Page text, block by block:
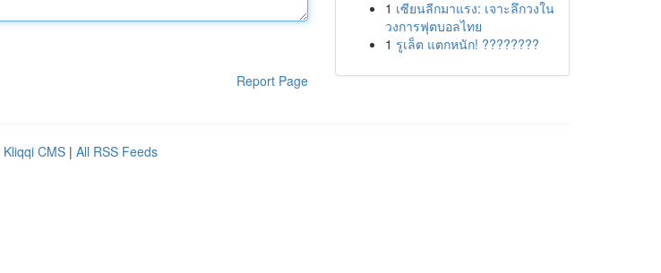
Report Page
1 เซียนลีกมาแรง: เจาะลึกวงใน
วงการฟุตบอลไทย
1 รูเล็ต แตกหนัก! ????????
Kliqqi CMS | All RSS Feeds